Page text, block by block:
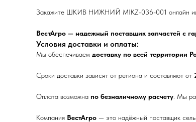
Закажите ШКИВ НИЖНИЙ MIKZ-036-001 онлайн или
ВестАгро — надежный поставщик запчастей с
Условия доставки и оплаты:
Мы обеспечиваем доставку по всей территории
Сроки доставки зависят от региона и составляют от
Оплата возможна по безналичному расчету . Мы
Компания ВестАгро — это надёжный поставщик